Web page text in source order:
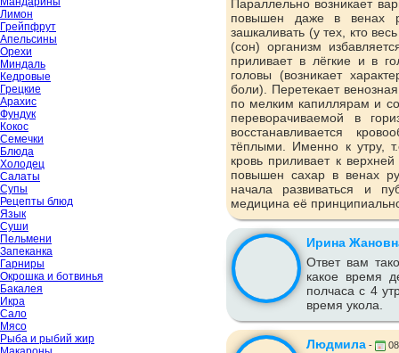
Лимон
Грейпфрут
Апельсины
Орехи
Миндаль
Кедровые
Грецкие
Арахис
Фундук
Кокос
Семечки
Блюда
Холодец
Салаты
Супы
Рецепты блюд
Язык
Суши
Пельмени
Запеканка
Гарниры
Окрошка и ботвинья
Бакалея
Икра
Сало
Мясо
Рыба и рыбий жир
Параллельно возникает
повышен даже в венах
зашкаливать (у тех, кто
(сон) организм
приливает в лёгкие и в
головы (возникает
боли). Перетекает
по мелким капиллярам и
переворачиваемой в
восстанавливается
тёплыми. Именно к утру,
кровь приливает к
повышен сахар в венах
начала развиваться и
медицина её
Ирина
Ответ вам
какое время
полчаса с 4
время укола.
Людмила -